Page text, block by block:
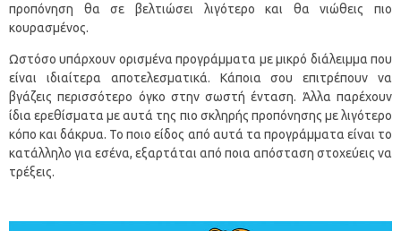
προπόνηση θα σε βελτιώσει λιγότερο και θα νιώθεις πιο
κουρασμένος.
Ωστόσο υπάρχουν ορισμένα προγράμματα με μικρό διάλειμμα που
είναι ιδιαίτερα αποτελεσματικά. Κάποια σου επιτρέπουν να
βγάζεις περισσότερο όγκο στην σωστή ένταση. Άλλα παρέχουν
ίδια ερεθίσματα με αυτά της πιο σκληρής προπόνησης με λιγότερο
κόπο και δάκρυα. Το ποιο είδος από αυτά τα προγράμματα είναι το
κατάλληλο για εσένα, εξαρτάται από ποια απόσταση στοχεύεις να
τρέξεις.